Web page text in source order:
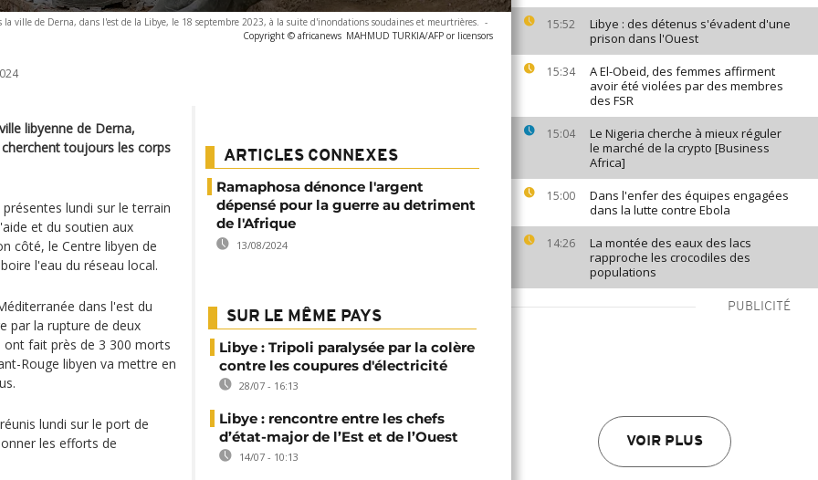
15:52
Libye : des détenus s'évadent d'une
prison dans l'Ouest
15:34
A El-Obeid, des femmes affirment
avoir été violées par des membres
des FSR
15:04
Le Nigeria cherche à mieux réguler
le marché de la crypto [Business
Africa]
15:00
Dans l'enfer des équipes engagées
dans la lutte contre Ebola
14:26
La montée des eaux des lacs
rapproche les crocodiles des
populations
PUBLICITÉ
VOIR PLUS
la ville de Derna, dans l'est de la Libye, le 18 septembre 2023, à la suite d'inondations soudaines et meurtrières. -
Copyright © africanews MAHMUD TURKIA/AFP or licensors
libyenne de Derna,
toujours les corps
lundi sur le terrain
et du soutien aux
côté, le Centre libyen de
l'eau du réseau local.
dans l'est du
par la rupture de deux
ont fait près de 3 300 morts
Rouge libyen va mettre en
lundi sur le port de
les efforts de
ARTICLES CONNEXES
Ramaphosa dénonce l'argent
dépensé pour la guerre au detriment
de l'Afrique
13/08/2024
SUR LE MÊME PAYS
Libye : Tripoli paralysée par la colère
contre les coupures d'électricité
28/07 - 16:13
Libye : rencontre entre les chefs
d’état-major de l’Est et de l’Ouest
14/07 - 10:13